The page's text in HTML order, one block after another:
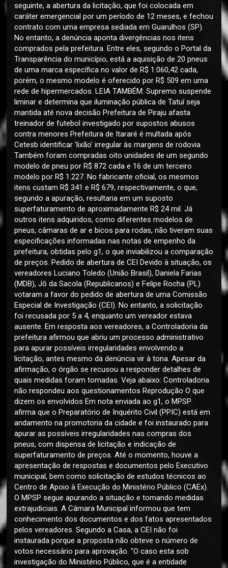
seguinte, a abertura da licitação, que foi colocada em
caráter emergencial por um período de 12 meses, e fechou
contrato com uma empresa sediada em Guarulhos (SP).
No entanto, a denúncia aponta divergências nos itens
comprados pela prefeitura. Entre eles, segundo o Portal da
Transparência do município, está a aquisição de 20 pneus
de uma marca específica no valor de R$ 1.060,42 cada,
porém, o mesmo modelo é oferecido por R$ 509 em uma
rede de hipermercados. LEIA TAMBÉM: Supremo suspende
liminar e determina que iluminação pública de Tatuí seja
mantida até nova decisão Prefeitura de Piraju afasta
treinador de futebol investigado por supostos abusos
contra menores Prefeitura de Itararé é multada após
Cetesb identificar 'lixão' irregular às margens de rodovia
Também foram compradas oito unidades de um segundo
modelo de pneu por R$ 872 cada e 16 de um terceiro
modelo por R$ 1.227. No fabricante oficial, os mesmos
itens custam R$ 341 e R$ 679, respectivamente, o que,
segundo a apuração, resultaria em um suposto
superfaturamento de aproximadamente R$ 24 mil. Já
outros itens adquiridos, como diferentes modelos de
pneus, câmaras de ar e bicos para rodas, não tiveram suas
especificações informadas nas notas de empenho da
prefeitura, obtidas pelo g1, o que inviabilizou a comparação
de preços. Pedido de abertura de CEI Devido à situação, os
vereadores Luciano Toledo (União Brasil), Daniela Farias
(MDB), Jô da Sacola (Republicanos) e Felipe Rocha (PL)
votaram a favor do pedido de abertura de uma Comissão
Especial de Investigação (CEI). No entanto, a solicitação
foi recusada por 5 a 4, enquanto um vereador estava
ausente. Em resposta aos vereadores, a Controladoria da
prefeitura afirmou que abriu um processo administrativo
para apurar possíveis irregularidades envolvendo a
licitação, antes mesmo da denúncia vir à tona. Apesar da
afirmação, o órgão se recusou a responder detalhes de
quais medidas foram tomadas. Veja abaixo: Controladoria
não respondeu aos questionamentos Reprodução O que
dizem os envolvidos Em nota enviada ao g1, o MPSP
afirma que o Preparatório de Inquérito Civil (PPIC) está em
andamento na promotoria da cidade e foi instaurado para
apurar as possíveis irregularidades nas compras dos
pneus, com dispensa de licitação e indicação de
superfaturamento de preços. Até o momento, houve a
apresentação de respostas e documentos pelo Executivo
municipal, bem como solicitação de estudos técnicos ao
Centro de Apoio à Execução do Ministério Público (CAEx).
O MPSP segue apurando a situação e tomando medidas
extrajudiciais. A Câmara Municipal informou que tem
conhecimento dos documentos e dos fatos apresentados
pelos vereadores. Segundo a Casa, a CEI não foi
instaurada porque a proposta não obteve o número de
votos necessário para aprovação. "O caso esta sob
investigação do Ministério Público, que é a entidade